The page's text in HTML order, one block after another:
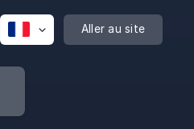
Aller au site